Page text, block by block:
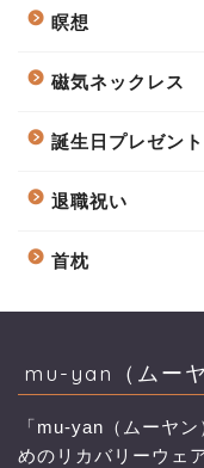
瞑想
磁気ネックレス
誕生日プレゼント
退職祝い
首枕
mu-yan（ムー
「mu-yan（ムーヤ
めのリカバリーウェ